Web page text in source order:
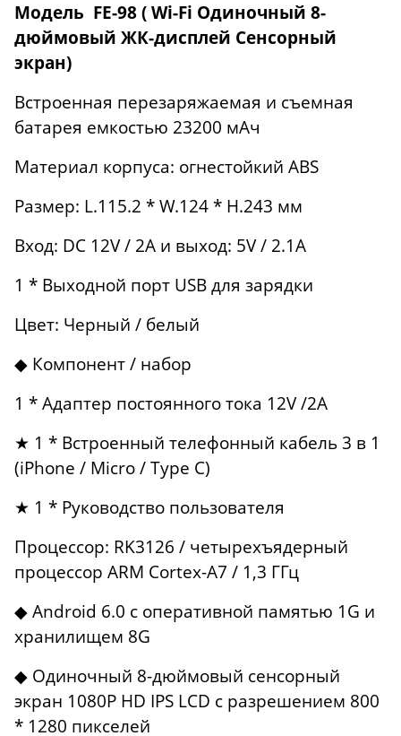
Модель FE-98 ( Wi-Fi Одиночный 8-
дюймовый ЖК-дисплей Сенсорный
экран)
Встроенная перезаряжаемая и съемная
батарея емкостью 23200 мАч
Материал корпуса: огнестойкий ABS
Размер: L.115.2 * W.124 * H.243 мм
Вход: DC 12V / 2A и выход: 5V / 2.1A
1 * Выходной порт USB для зарядки
Цвет: Черный / белый
◆ Компонент / набор
1 * Адаптер постоянного тока 12V /2A
★ 1 * Встроенный телефонный кабель 3 в 1
(iPhone / Micro / Type C)
★ 1 * Руководство пользователя
Процессор: RK3126 / четырехъядерный
процессор ARM Cortex-A7 / 1,3 ГГц
◆ Android 6.0 с оперативной памятью 1G и
хранилищем 8G
◆ Одиночный 8-дюймовый сенсорный
экран 1080P HD IPS LCD с разрешением 800
* 1280 пикселей